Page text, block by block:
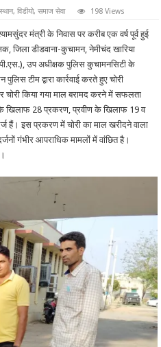
, विडीयो, समाज सेवा 198 Views
मंत्री के निवास पर करीब एक वर्ष पूर्व हुई
जिला डीडवाना-कुचामन, नेमीचंद खारिया
उप अधीक्षक पुलिस कुचामनसिटी के
टीम द्वारा कार्रवाई करते हुए चोरी
किया गया माल बरामद करने में सफलता
के खिलाफ 28 प्रकरण, प्रवीण के खिलाफ 19 व
इस प्रकरण में चोरी का माल खरीदने वाला
गंभीर आपराधिक मामलों में वांछित है।